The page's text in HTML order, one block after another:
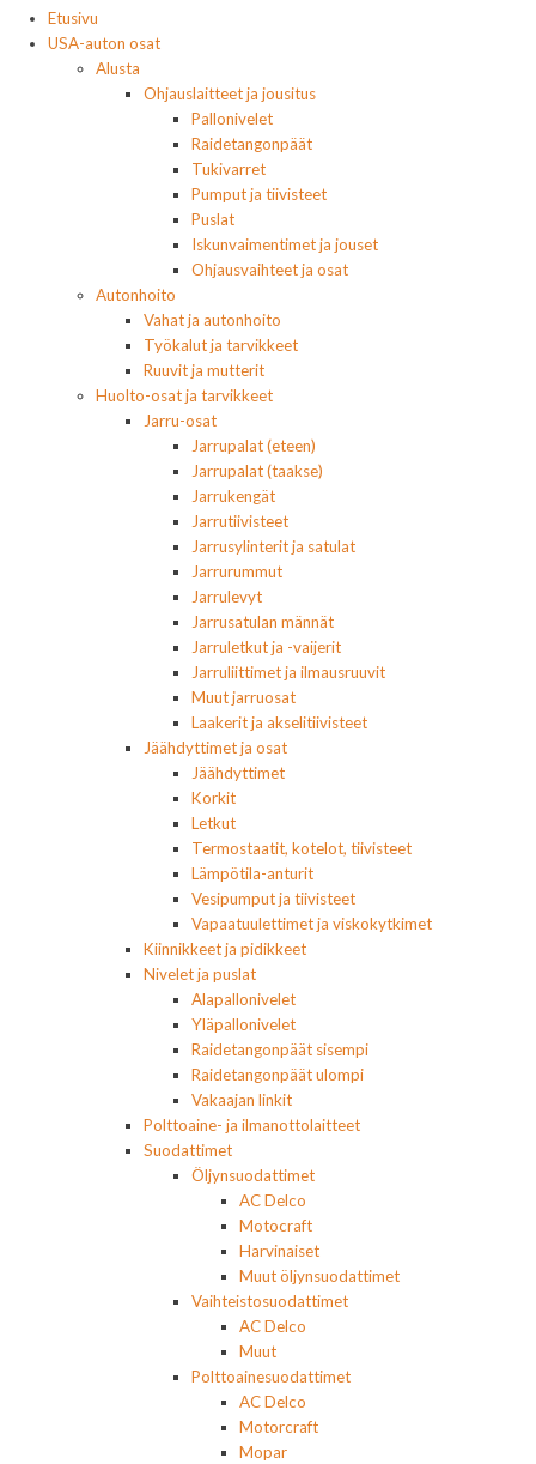
Etusivu
USA-auton osat
Alusta
Ohjauslaitteet ja jousitus
Pallonivelet
Raidetangonpäät
Tukivarret
Pumput ja tiivisteet
Puslat
Iskunvaimentimet ja jouset
Ohjausvaihteet ja osat
Autonhoito
Vahat ja autonhoito
Työkalut ja tarvikkeet
Ruuvit ja mutterit
Huolto-osat ja tarvikkeet
Jarru-osat
Jarrupalat (eteen)
Jarrupalat (taakse)
Jarrukengät
Jarrutiivisteet
Jarrusylinterit ja satulat
Jarrurummut
Jarrulevyt
Jarrusatulan männät
Jarruletkut ja -vaijerit
Jarruliittimet ja ilmausruuvit
Muut jarruosat
Laakerit ja akselitiivisteet
Jäähdyttimet ja osat
Jäähdyttimet
Korkit
Letkut
Termostaatit, kotelot, tiivisteet
Lämpötila-anturit
Vesipumput ja tiivisteet
Vapaatuulettimet ja viskokytkimet
Kiinnikkeet ja pidikkeet
Nivelet ja puslat
Alapallonivelet
Yläpallonivelet
Raidetangonpäät sisempi
Raidetangonpäät ulompi
Vakaajan linkit
Polttoaine- ja ilmanottolaitteet
Suodattimet
Öljynsuodattimet
AC Delco
Motocraft
Harvinaiset
Muut öljynsuodattimet
Vaihteistosuodattimet
AC Delco
Muut
Polttoainesuodattimet
AC Delco
Motorcraft
Mopar